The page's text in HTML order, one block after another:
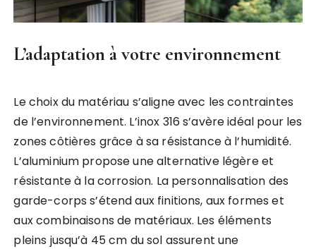
L’adaptation à votre environnement
Le choix du matériau s’aligne avec les contraintes
de l’environnement. L’inox 316 s’avère idéal pour les
zones côtières grâce à sa résistance à l’humidité.
L’aluminium propose une alternative légère et
résistante à la corrosion. La personnalisation des
garde-corps s’étend aux finitions, aux formes et
aux combinaisons de matériaux. Les éléments
pleins jusqu’à 45 cm du sol assurent une